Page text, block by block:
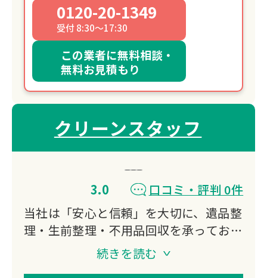
0120-20-1349
受付 8:30～17:30
この業者に無料相談・
無料お見積もり
クリーンスタッフ
3.0
口コミ・評判 0件
当社は「安心と信頼」を大切に、遺品整
理・生前整理・不用品回収を承っており
故人の思い出を尊重し、ご家族のお気持
続きを読む